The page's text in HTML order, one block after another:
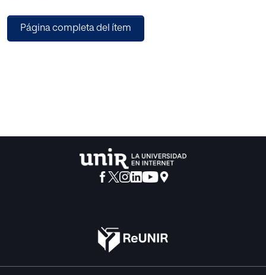
los sistemas políticos a monopolizar la enseñanza desde
instancias políticas y doctrinarias, y la propensión también
Página completa del ítem